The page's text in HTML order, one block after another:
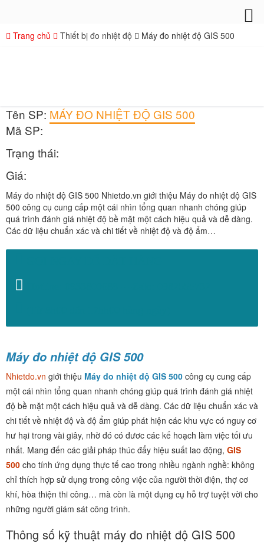
Trang chủ Thiết bị đo nhiệt độ Máy đo nhiệt độ GIS 500
Tên SP: MÁY ĐO NHIỆT ĐỘ GIS 500
Mã SP:
Trạng thái:
Giá:
Máy đo nhiệt độ GIS 500 Nhietdo.vn giới thiệu Máy đo nhiệt độ GIS
500 công cụ cung cấp một cái nhìn tổng quan nhanh chóng giúp
quá trình đánh giá nhiệt độ bề mặt một cách hiệu quả và dễ dàng.
Các dữ liệu chuẩn xác và chi tiết về nhiệt độ và độ ẩm…
Máy đo nhiệt độ GIS 500
Nhietdo.vn giới thiệu Máy đo nhiệt độ GIS 500 công cụ cung cấp
một cái nhìn tổng quan nhanh chóng giúp quá trình đánh giá nhiệt
độ bề mặt một cách hiệu quả và dễ dàng. Các dữ liệu chuẩn xác và
chi tiết về nhiệt độ và độ ẩm giúp phát hiện các khu vực có nguy cơ
hư hại trong vài giây, nhờ đó có đươc các kế hoạch làm việc tối ưu
nhất. Mang đến các giải pháp thúc đẩy hiệu suất lao động, GIS
500 cho tính ứng dụng thực tế cao trong nhiều ngành nghề: không
chỉ thích hợp sử dụng trong công việc của người thời điện, thợ cơ
khí, hòa thiện thi công… mà còn là một dụng cụ hỗ trợ tuyệt vời cho
những người giám sát công trình.
Thông số kỹ thuật máy đo nhiệt độ GIS 500